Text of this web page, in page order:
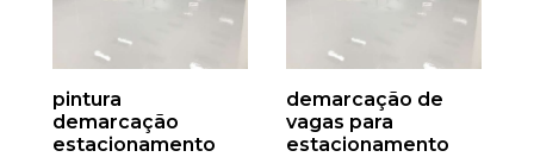
pintura
demarcação
estacionamento
demarcação de
vagas para
estacionamento